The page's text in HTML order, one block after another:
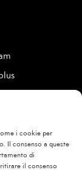
i cookie per
Il consenso a queste
di
il consenso